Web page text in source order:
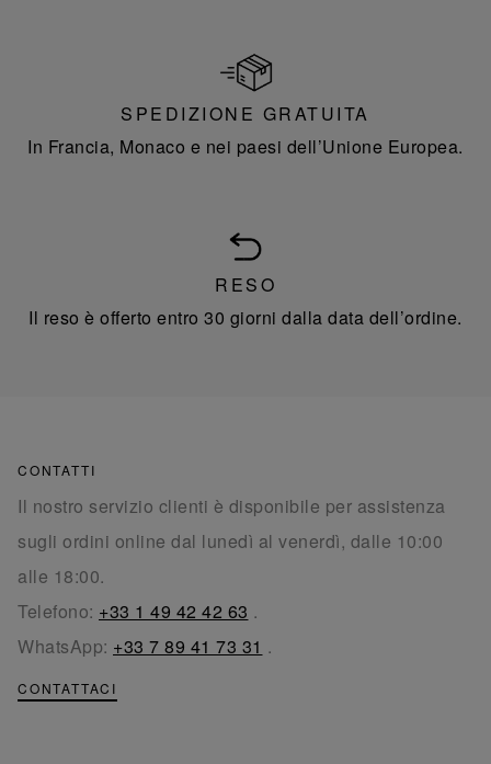
SPEDIZIONE GRATUITA
In Francia, Monaco e nei paesi dell’Unione Europea.
RESO
Il reso è offerto entro 30 giorni dalla data dell’ordine.
CONTATTI
Il nostro servizio clienti è disponibile per assistenza
sugli ordini online dal lunedì al venerdì, dalle 10:00
alle 18:00.
Telefono: +33 1 49 42 42 63 .
WhatsApp: +33 7 89 41 73 31 .
CONTATTACI